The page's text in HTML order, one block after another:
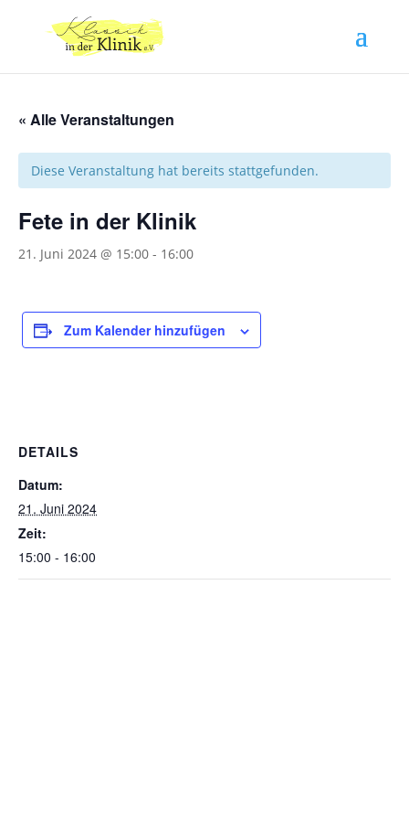
« Alle Veranstaltungen
Diese Veranstaltung hat bereits stattgefunden.
Fete in der Klinik
21. Juni 2024 @ 15:00 - 16:00
Zum Kalender hinzufügen
DETAILS
Datum:
21. Juni 2024
Zeit:
15:00 - 16:00